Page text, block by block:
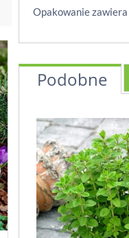
Opakowanie
Podobne